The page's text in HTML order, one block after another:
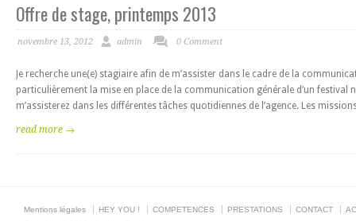
Offre de stage, printemps 2013
novembre 13, 2012 admin 0 Comment
Je recherche une(e) stagiaire afin de m’assister dans le cadre de la
particulièrement la mise en place de la communication générale d’un
m’assisterez dans les différentes tâches quotidiennes de l’agence. Les
read more →
Mentions légales HEY YOU ! COMPETENCES PRESTATIONS CONTACT